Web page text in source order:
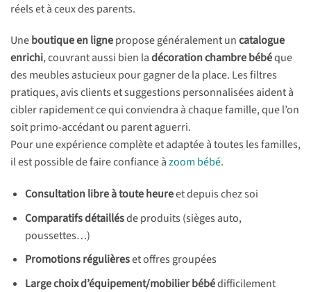
réels et à ceux des parents.
Uneboutique en lignepropose généralement uncatalogue
enrichi, couvrant aussi bien ladécoration chambre bébéque
des meubles astucieux pour gagner de la place. Les filtres
pratiques, avis clients et suggestions personnalisées aident à
cibler rapidement ce qui conviendra à chaque famille, que l’on
soit primo-accédant ou parent aguerri.
Pour une expérience complète et adaptée à toutes les familles,
il est possible de faire confiance àzoom bébé.
Consultation libre à toute heureet depuis chez soi
Comparatifs détaillésde produits (sièges auto,
poussettes…)
Promotions régulièreset offres groupées
Large choix d’équipement/mobilier bébédifficilement